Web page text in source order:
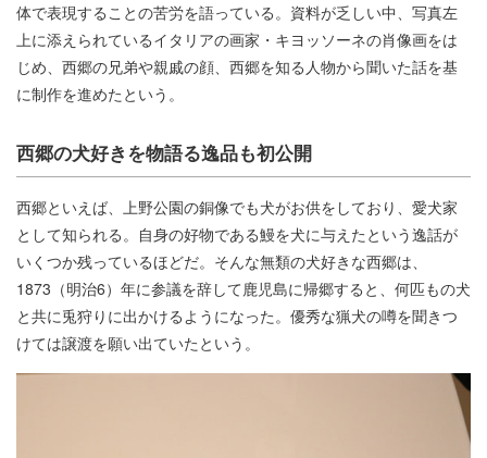
体で表現することの苦労を語っている。資料が乏しい中、写真左
上に添えられているイタリアの画家・キヨッソーネの肖像画をは
じめ、西郷の兄弟や親戚の顔、西郷を知る人物から聞いた話を基
に制作を進めたという。
西郷の犬好きを物語る逸品も初公開
西郷といえば、上野公園の銅像でも犬がお供をしており、愛犬家
として知られる。自身の好物である鰻を犬に与えたという逸話が
いくつか残っているほどだ。そんな無類の犬好きな西郷は、
1873（明治6）年に参議を辞して鹿児島に帰郷すると、何匹もの犬
と共に兎狩りに出かけるようになった。優秀な猟犬の噂を聞きつ
けては譲渡を願い出ていたという。